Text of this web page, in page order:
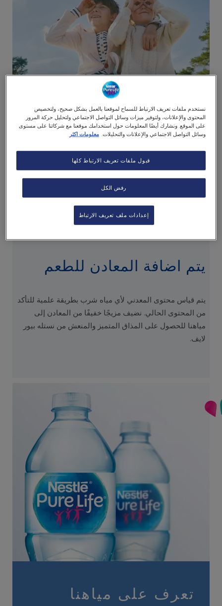
ما هي المياه النقية؟
نحن نزود مياهنا من الآبار، وثم تمر في عملية الجودة المكونة
من 12 خطوة. هذا يعني أننا نلتزم بمعايير صارمة للمياه المعبأة
في عبوات. لذا يمكنك التأكد من التمتع بنفس الطعم المنعش
يتم اضافة المعادن للطعم
يتم قياس محتوى المعدني لأي مياه شرب بطريقة علمية للتأكد
من المحتوى الحالي. نضيف مزيجًا خفيفًا من المعادن إلى
مياهنا للحصول على المذاق المتميز والمنعش من نستله بيور
لايف.
تعرف على مياهنا
نستخدم ملفات تعريف الارتباط للسماح لموقعنا بالعمل بشكل صحيح، ولتخصيص
المحتوى والإعلانات، ولتوفير ميزات وسائل التواصل الاجتماعي ولتحليل حركة المرور
على الموقع. ونشارك أيضًا المعلومات حول استخدامك موقعنا مع شركائنا على مستوى
وسائل التواصل الاجتماعي والإعلانات والتحليلات. معلومات اكثر
رفض الكل
قبول ملفات تعريف الارتباط كلها
إعدادات ملف تعريف الارتباط